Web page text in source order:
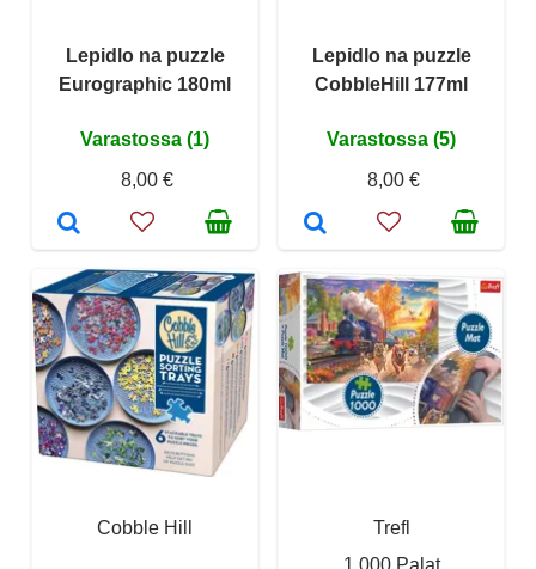
Lepidlo na puzzle
Eurographic 180ml
Varastossa (1)
8,00 €
Lepidlo na puzzle
CobbleHill 177ml
Varastossa (5)
8,00 €
Cobble Hill
Trefl
1 000 Palat